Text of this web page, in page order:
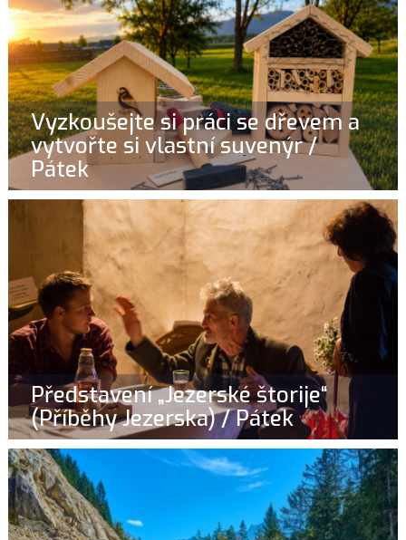
Vyzkoušejte si práci se dřevem a
vytvořte si vlastní suvenýr /
Pátek
Představení „Jezerské štorije“
(Příběhy Jezerska) / Pátek